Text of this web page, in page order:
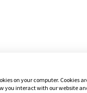
on your computer. Cookies
you interact with our website